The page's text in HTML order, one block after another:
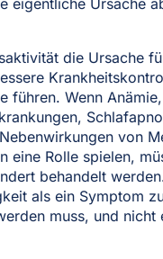
die Ursache
führen. Wenn Anämie,
von
eine Rolle spielen,
behandelt
als ein Symptom
muss, und nicht